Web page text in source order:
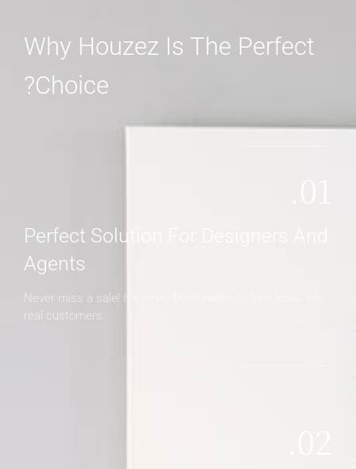
Why Houzez Is The Perfect
Choice?
Perfect Solution For Designers And
Agents
Never miss a sale! It's never been easier to turn leads into
real customers